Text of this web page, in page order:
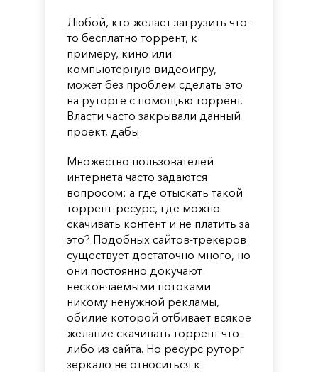
Любой, кто желает загрузить что-
то бесплатно торрент, к
примеру, кино или
компьютерную видеоигру,
может без проблем сделать это
на руторге с помощью торрент.
Власти часто закрывали данный
проект, дабы
Множество пользователей
интернета часто задаются
вопросом: а где отыскать такой
торрент-ресурс, где можно
скачивать контент и не платить за
это? Подобных сайтов-трекеров
существует достаточно много, но
они постоянно докучают
нескончаемыми потоками
никому ненужной рекламы,
обилие которой отбивает всякое
желание скачивать торрент что-
либо из сайта. Но ресурс руторг
зеркало не относиться к